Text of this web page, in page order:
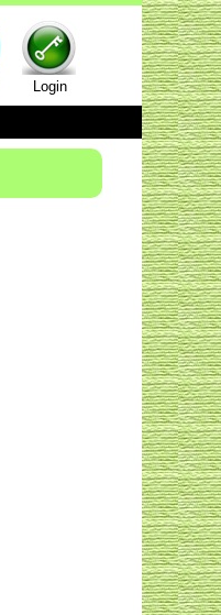
Login